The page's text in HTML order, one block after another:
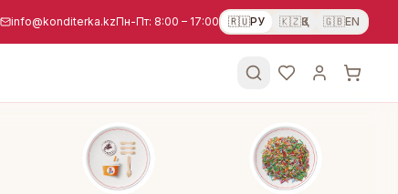
info@konditerka.kzПн-Пт: 8:00 – 17:00 🇷🇺РУ 🇰🇿ҚЗ 🇬🇧EN